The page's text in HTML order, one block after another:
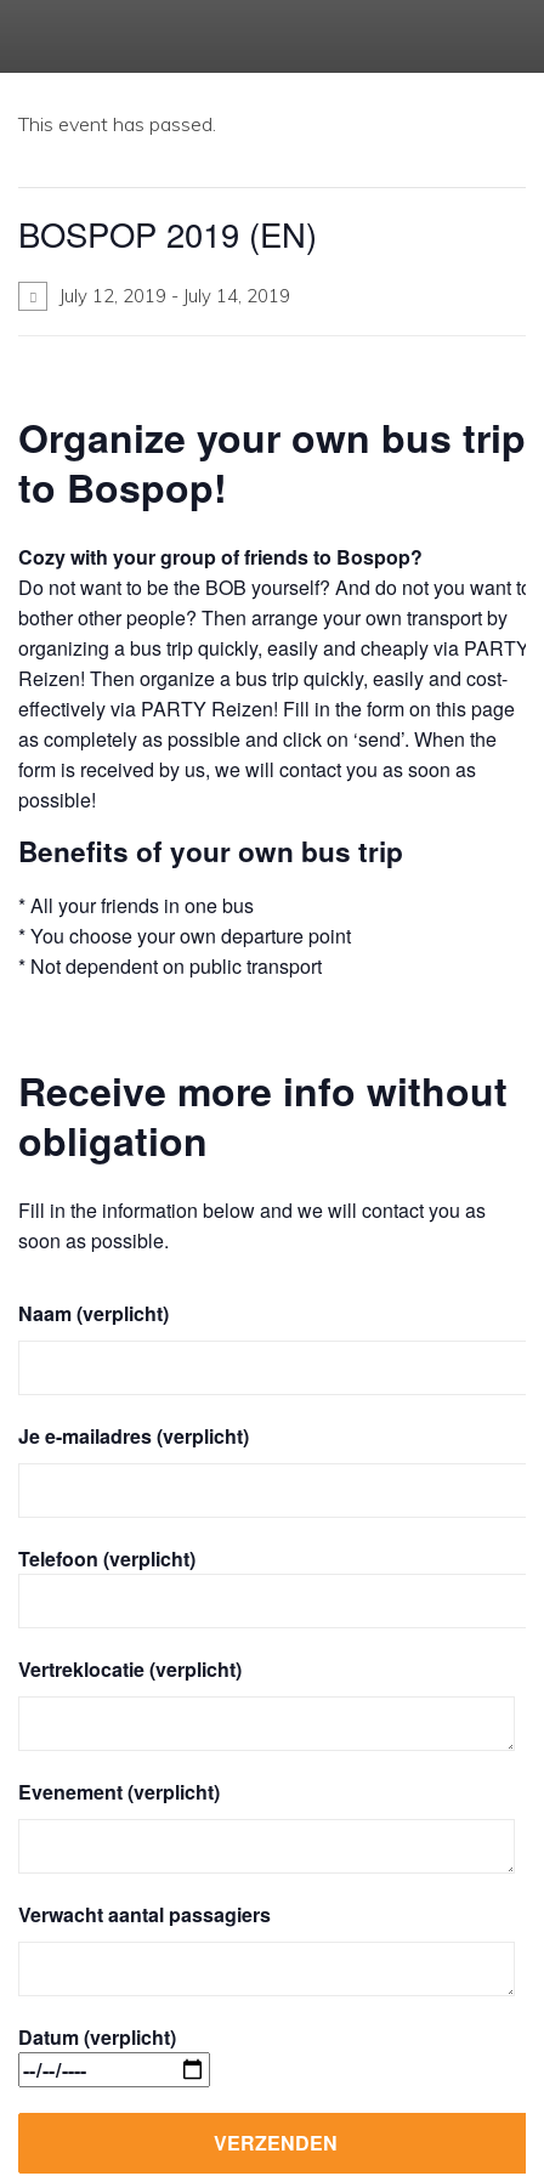
This event has passed.
BOSPOP 2019 (EN)
July 12, 2019 - July 14, 2019
Organize your own bus trip
to Bospop!
Cozy with your group of friends to Bospop?
Do not want to be the BOB yourself? And do not you want to
bother other people? Then arrange your own transport by
organizing a bus trip quickly, easily and cheaply via PARTY
Reizen! Then organize a bus trip quickly, easily and cost-
effectively via PARTY Reizen! Fill in the form on this page
as completely as possible and click on ‘send’. When the
form is received by us, we will contact you as soon as
possible!
Benefits of your own bus trip
* All your friends in one bus
* You choose your own departure point
* Not dependent on public transport
Receive more info without
obligation
Fill in the information below and we will contact you as
soon as possible.
Naam (verplicht)
Je e-mailadres (verplicht)
Telefoon (verplicht)
Vertreklocatie (verplicht)
Evenement (verplicht)
Verwacht aantal passagiers
Datum (verplicht)